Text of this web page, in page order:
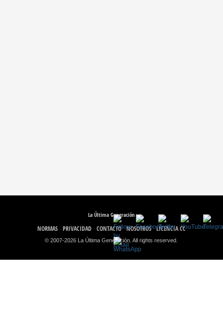
La Última Generación
NORMAS PRIVACIDAD CONTACTO NOSOTROS LICENCIA CC
© 2007-2026 La Última Generación. All rights reserved.